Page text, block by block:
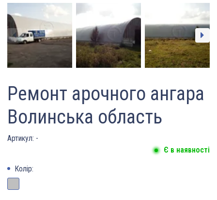
Ремонт арочного ангара
Волинська область
Артикул: -
Є в наявності
Колір: